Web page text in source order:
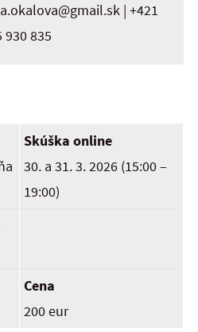
| +421
930 835
Skúška online
30. a 31. 3. 2026 (15:00 –
19:00)
Cena
200 eur